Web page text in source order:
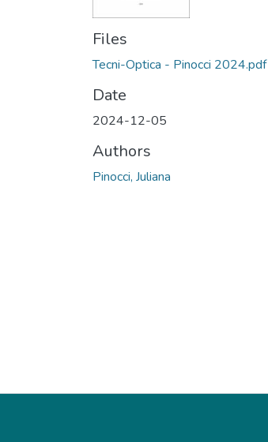
Files
Tecni-Optica - Pinocci 2024.pdf
Date
2024-12-05
Authors
Pinocci, Juliana